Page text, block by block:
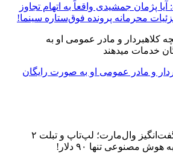
پژمان جمشیدی واقعاً به اتهام تجاوز
محرمانه پرونده فوق‌ستاره سینما!
و مادر عمومی او به صورت رایگان